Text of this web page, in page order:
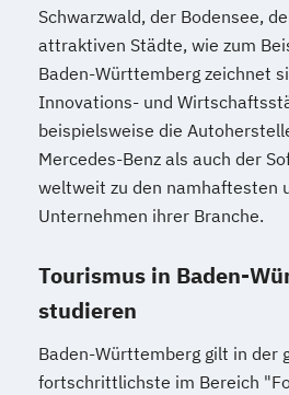
Schwarzwald, der Bodensee,
attraktiven Städte, wie zum
Baden-Württemberg zeichnet
Innovations- und
beispielsweise die
Mercedes-Benz als auch der
weltweit zu den namhaftesten
Unternehmen ihrer Branche.
Tourismus in Baden-
studieren
Baden-Württemberg gilt in der
fortschrittlichste im Bereich